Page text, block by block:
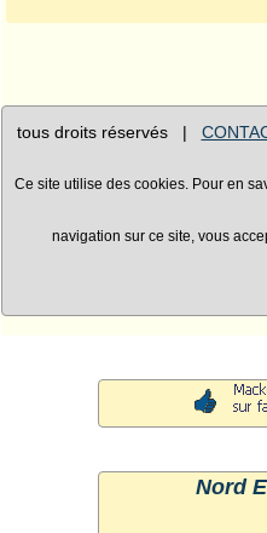
tous droits réservés |
Ce site utilise des cookies. Pour en
navigation sur ce site, vous
Nord